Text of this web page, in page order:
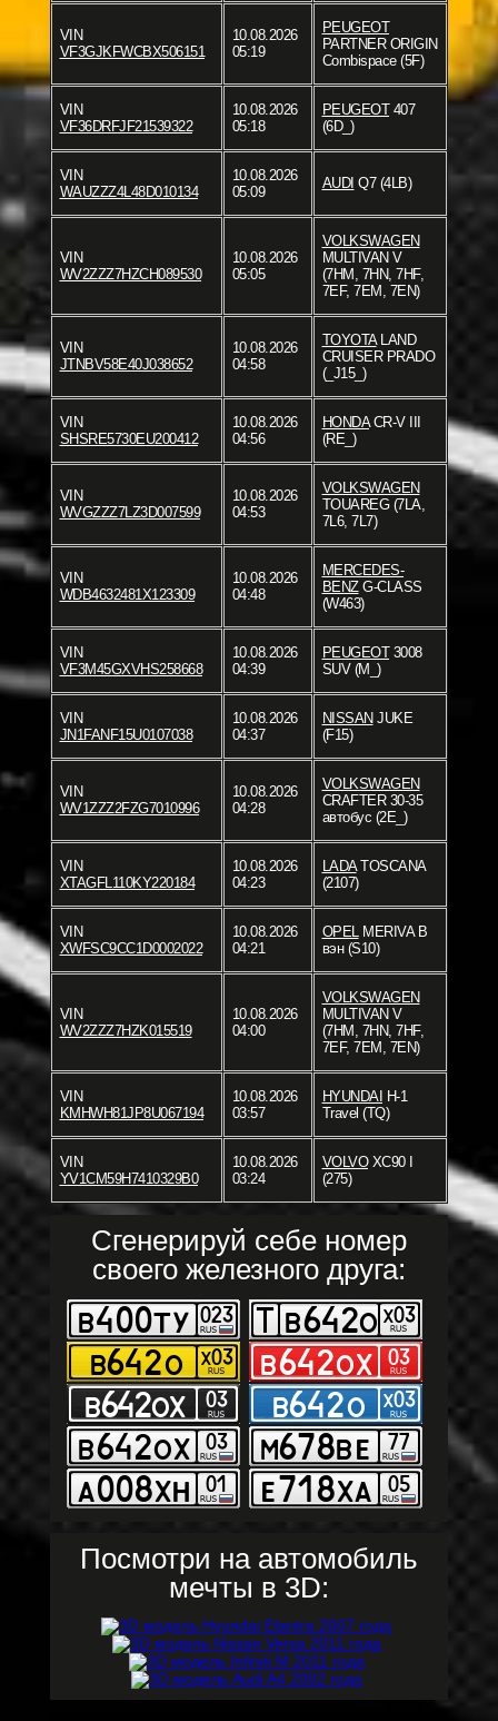
VIN
VF3GJKFWCBX506151
10.08.2026
05:19
PEUGEOT
PARTNER ORIGIN
Combispace (5F)
VIN
VF36DRFJF21539322
10.08.2026
05:18
PEUGEOT407
(6D_)
VIN
WAUZZZ4L48D010134
10.08.2026
05:09
AUDI Q7 (4LB)
VIN
WV2ZZZ7HZCH089530
10.08.2026
05:05
VOLKSWAGEN
MULTIVAN V
(7HM, 7HN, 7HF,
7EF, 7EM, 7EN)
VIN
JTNBV58E40J038652
10.08.2026
04:58
TOYOTALAND
CRUISER PRADO
(_J15_)
VIN
SHSRE5730EU200412
10.08.2026
04:56
HONDACR-V III
(RE_)
VIN
WVGZZZ7LZ3D007599
10.08.2026
04:53
VOLKSWAGEN
TOUAREG (7LA,
7L6, 7L7)
VIN
WDB4632481X123309
10.08.2026
04:48
MERCEDES-
BENZG-CLASS
(W463)
VIN
VF3M45GXVHS258668
10.08.2026
04:39
PEUGEOT3008
SUV (M_)
VIN
JN1FANF15U0107038
10.08.2026
04:37
NISSAN JUKE
(F15)
VIN
WV1ZZZ2FZG7010996
10.08.2026
04:28
VOLKSWAGEN
CRAFTER 30-35
автобус (2E_)
VIN
XTAGFL110KY220184
10.08.2026
04:23
LADATOSCANA
(2107)
VIN
XWFSC9CC1D0002022
10.08.2026
04:21
OPELMERIVA B
вэн (S10)
VIN
WV2ZZZ7HZK015519
10.08.2026
04:00
VOLKSWAGEN
MULTIVAN V
(7HM, 7HN, 7HF,
7EF, 7EM, 7EN)
VIN
KMHWH81JP8U067194
10.08.2026
03:57
HYUNDAI H-1
Travel (TQ)
VIN
YV1CM59H7410329B0
10.08.2026
03:24
VOLVOXC90 I
(275)
Сгенерируй себе номер
своего железного друга:
Посмотри на автомобиль
мечты в 3D: